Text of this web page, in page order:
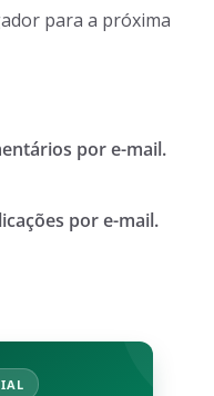
para a próxima
por e-mail.
por e-mail.